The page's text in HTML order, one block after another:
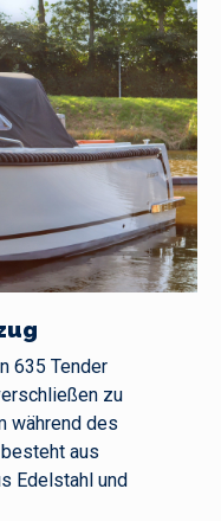
635 Tender
zu
während des
aus
Edelstahl und